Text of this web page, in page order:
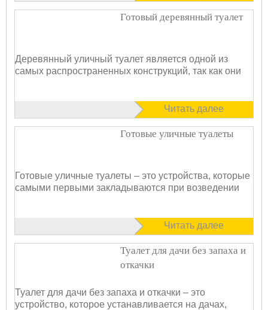
Готовый деревянный туалет
Деревянный уличный туалет является одной из
самых распространенных конструкций, так как они
Читать далее
Готовые уличные туалеты
Готовые уличные туалеты – это устройства, которые
самыми первыми закладываются при возведении
Читать далее
Туалет для дачи без запаха и
откачки
Туалет для дачи без запаха и откачки – это
устройство, которое устанавливается на дачах,